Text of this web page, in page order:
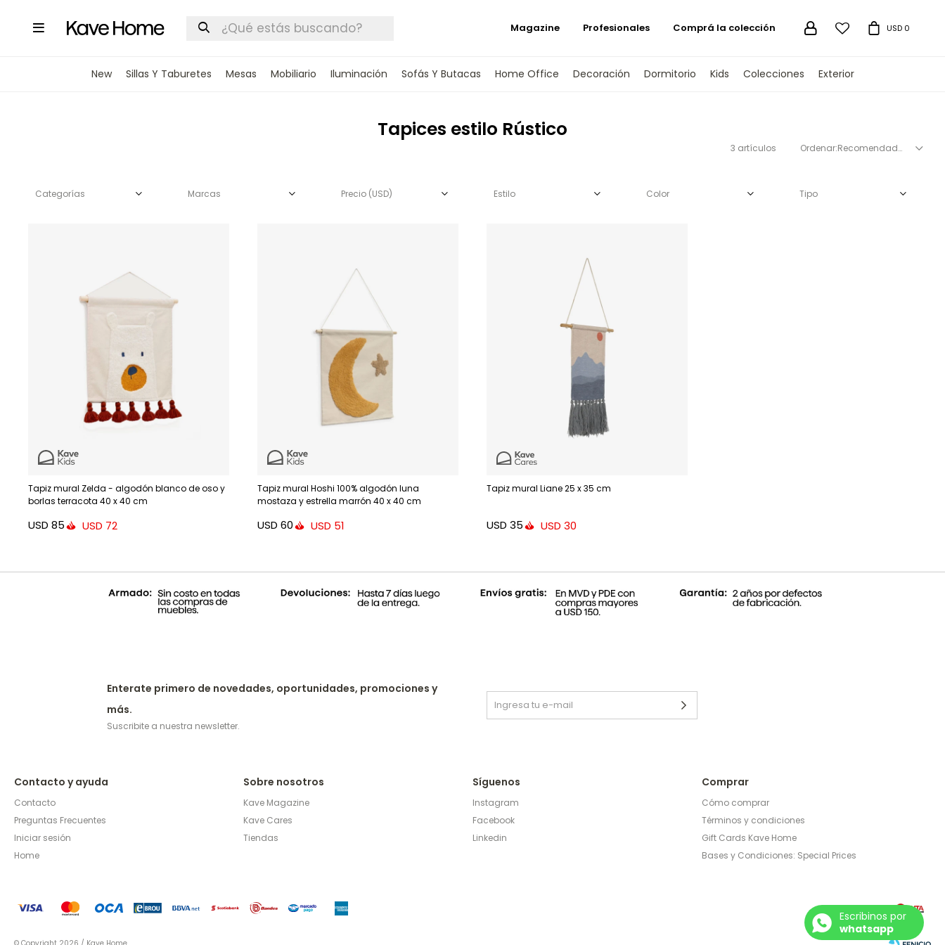

New Sillas Y Taburetes Mesas Mobiliario Iluminación Sofás Y Butacas Home Office Decoración Dormitorio Kids Colecciones Exterior
 USD 0
Magazine Profesionales Comprá la colección
Tapices estilo Rústico
3 artículos Recomendados
Tapiz mural Zelda - algodón blanco de oso y
borlas terracota 40 x 40 cm
USD 85 USD 72
Tapiz mural Hoshi 100% algodón luna
mostaza y estrella marrón 40 x 40 cm
USD 60 USD 51
Tapiz mural Liane 25 x 35 cm
USD 35 USD 30
Categorías Marcas Precio (USD) Estilo Color Tipo
Sobre nosotros
Kave Magazine
Kave Cares
Tiendas
Comprar
Cómo comprar
Términos y condiciones
Gift Cards Kave Home
Bases y Condiciones: Special Prices
Contacto y ayuda
Contacto
Preguntas Frecuentes
Iniciar sesión
Home
Síguenos
Instagram
Facebook
Linkedin
Enterate primero de novedades, oportunidades, promociones y
más.
Suscribite a nuestra newsletter.
© Copyright 2026 / Kave Home
Escribinos por
whatsapp